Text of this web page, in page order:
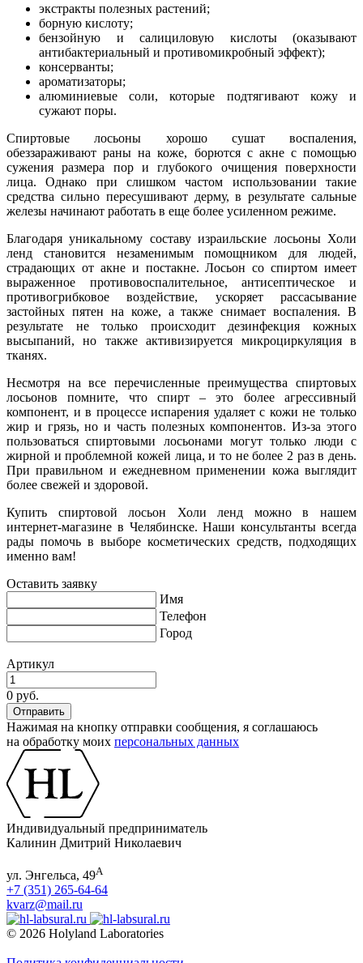
экстракты полезных растений;
борную кислоту;
бензойную и салициловую кислоты (оказывают
антибактериальный и противомикробный эффект);
консерванты;
ароматизаторы;
алюминиевые соли, которые подтягивают кожу и
сужают поры.
Спиртовые лосьоны хорошо сушат воспаления,
обеззараживают раны на коже, борются с акне с помощью
сужения размера пор и глубокого очищения поверхности
лица. Однако при слишком частом использовании такие
средства сильно пересушивают дерму, в результате сальные
железы начинают работать в еще более усиленном режиме.
Благодаря уникальному составу израильские лосьоны Холи
ленд становится незаменимым помощником для людей,
страдающих от акне и постакне. Лосьон со спиртом имеет
выраженное противовоспалительное, антисептическое и
противогрибковое воздействие, ускоряет рассасывание
застойных пятен на коже, а также снимает воспаления. В
результате не только происходит дезинфекция кожных
высыпаний, но также активизируется микроциркуляция в
тканях.
Несмотря на все перечисленные преимущества спиртовых
лосьонов помните, что спирт – это более агрессивный
компонент, и в процессе испарения удаляет с кожи не только
жир и грязь, но и часть полезных компонентов. Из-за этого
пользоваться спиртовыми лосьонами могут только люди с
жирной и проблемной кожей лица, и то не более 2 раз в день.
При правильном и ежедневном применении кожа выглядит
более свежей и здоровой.
Купить спиртовой лосьон Холи ленд можно в нашем
интернет-магазине в Челябинске. Наши консультанты всегда
рады помочь в выборе косметических средств, подходящих
именно вам!
Оставить заявку
Имя
Телефон
Город
Артикул
0 руб.
Нажимая на кнопку отправки сообщения, я соглашаюсь
на обработку моих персональных данных
Индивидуальный предприниматель
Калинин Дмитрий Николаевич
ул. Энгельса, 49А
+7 (351) 265-64-64
kvarz@mail.ru
© 2026 Holyland Laboratories